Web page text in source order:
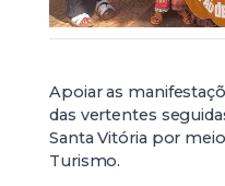
Apoiar as
das vertentes
Santa Vitória por
Turismo.